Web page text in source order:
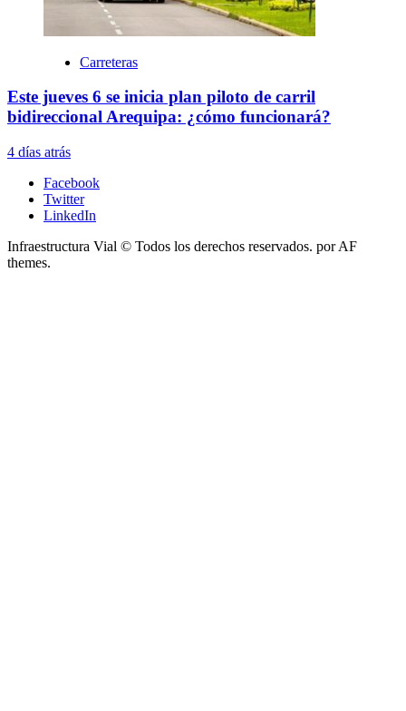
Carreteras
Este jueves 6 se inicia plan piloto de carril
bidireccional Arequipa: ¿cómo funcionará?
4 días atrás
Facebook
Twitter
LinkedIn
Infraestructura Vial © Todos los derechos reservados. por AF
themes.